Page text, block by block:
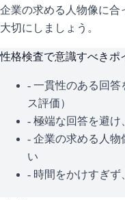
企業の求める人物像に合
大切にしましょう。
性格検査で意識すべきポ
- 一貫性のある回答
ス評価）
- 極端な回答を避け
- 企業の求める人物
い
- 時間をかけすぎず